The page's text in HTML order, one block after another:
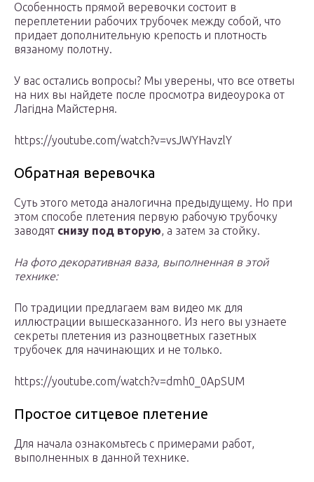
Особенность прямой веревочки состоит в
переплетении рабочих трубочек между собой, что
придает дополнительную крепость и плотность
вязаному полотну.
У вас остались вопросы? Мы уверены, что все ответы
на них вы найдете после просмотра видеоурока от
Лагідна Майстерня.
https://youtube.com/watch?v=vsJWYHavzlY
Обратная веревочка
Суть этого метода аналогична предыдущему. Но при
этом способе плетения первую рабочую трубочку
заводят снизу под вторую, а затем за стойку.
На фото декоративная ваза, выполненная в этой
технике:
По традиции предлагаем вам видео мк для
иллюстрации вышесказанного. Из него вы узнаете
секреты плетения из разноцветных газетных
трубочек для начинающих и не только.
https://youtube.com/watch?v=dmh0_0ApSUM
Простое ситцевое плетение
Для начала ознакомьтесь с примерами работ,
выполненных в данной технике.